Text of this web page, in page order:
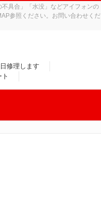
具合」「水没」などアイフォンの
参照ください。お問い合わせくだ
修理します